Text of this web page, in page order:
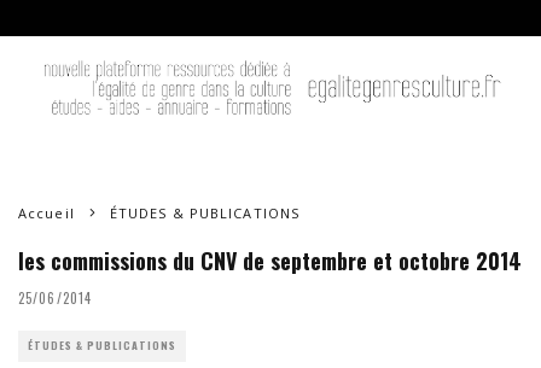
Accueil ÉTUDES & PUBLICATIONS
les commissions du CNV de septembre et octobre 2014
25/06/2014
ÉTUDES & PUBLICATIONS